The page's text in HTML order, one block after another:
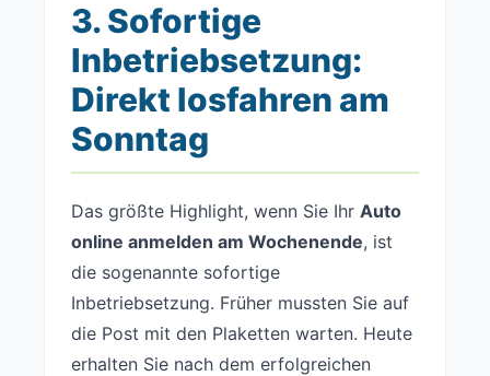
3. Sofortige
Inbetriebsetzung:
Direkt losfahren am
Sonntag
Das größte Highlight, wenn Sie Ihr Auto
online anmelden am Wochenende, ist
die sogenannte sofortige
Inbetriebsetzung. Früher mussten Sie auf
die Post mit den Plaketten warten. Heute
erhalten Sie nach dem erfolgreichen